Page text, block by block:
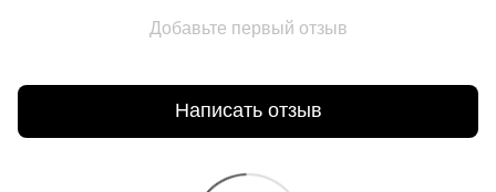
Добавьте первый отзыв
Написать отзыв